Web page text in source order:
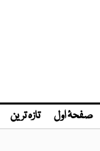
صفحۂ اول تازہ ترین